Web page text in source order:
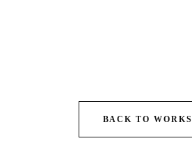
BACK TO WORKS